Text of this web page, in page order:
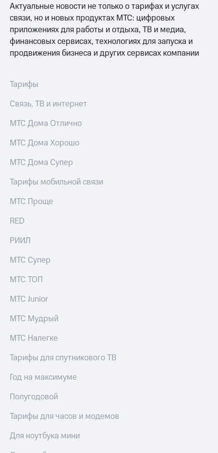
Раскрытие
информации
Информация
акционерам
Документы
ПАО
кабинет
акционера
Акционерный
капитал
Контроль
и
аудит
Рынок
Программа
Рынок
облигаций
Еврооблигации-2023
Уведомление
о
погашении
облигаций
Реквизиты
развитие
На главную
Актуальные новости не только о тарифах и услугах
связи, но и новых продуктах МТС: цифровых
приложениях для работы и отдыха, ТВ и медиа,
финансовых сервисах, технологиях для запуска и
продвижения бизнеса и других сервисах компании
Тарифы
Связь, ТВ и интернет
МТС Дома Отлично
МТС Дома Хорошо
МТС Дома Супер
Тарифы мобильной связи
МТС Проще
RED
РИИЛ
МТС Супер
МТС ТОП
МТС Junior
МТС Мудрый
МТС Налегке
Тарифы для спутникового ТВ
Год на максимуме
Полугодовой
Тарифы для часов и модемов
Для ноутбука мини